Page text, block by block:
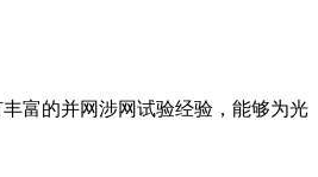
富的并网涉网试验经验，能够为光